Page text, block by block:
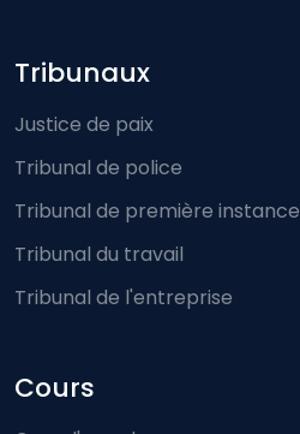
Footer-menu
Tribunaux
Justice de paix
Tribunal de police
Tribunal de première instance
Tribunal du travail
Tribunal de l'entreprise
Cours